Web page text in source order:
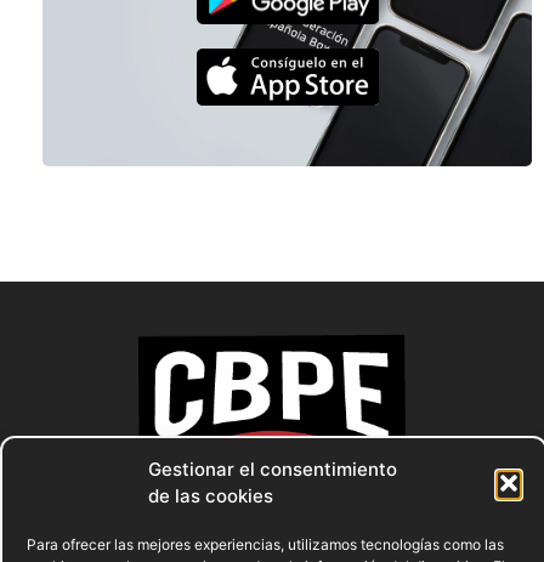
Gestionar el consentimiento
de las cookies
Para ofrecer las mejores experiencias, utilizamos tecnologías como las